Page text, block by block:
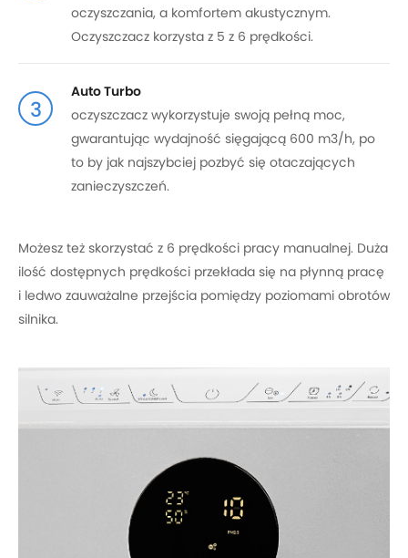
oczyszczania, a komfortem akustycznym.
Oczyszczacz korzysta z 5 z 6 prędkości.
3
Auto Turbo
oczyszczacz wykorzystuje swoją pełną moc,
gwarantując wydajność sięgającą 600 m3/h, po
to by jak najszybciej pozbyć się otaczających
zanieczyszczeń.
Możesz też skorzystać z 6 prędkości pracy manualnej. Duża
ilość dostępnych prędkości przekłada się na płynną pracę
i ledwo zauważalne przejścia pomiędzy poziomami obrotów
silnika.